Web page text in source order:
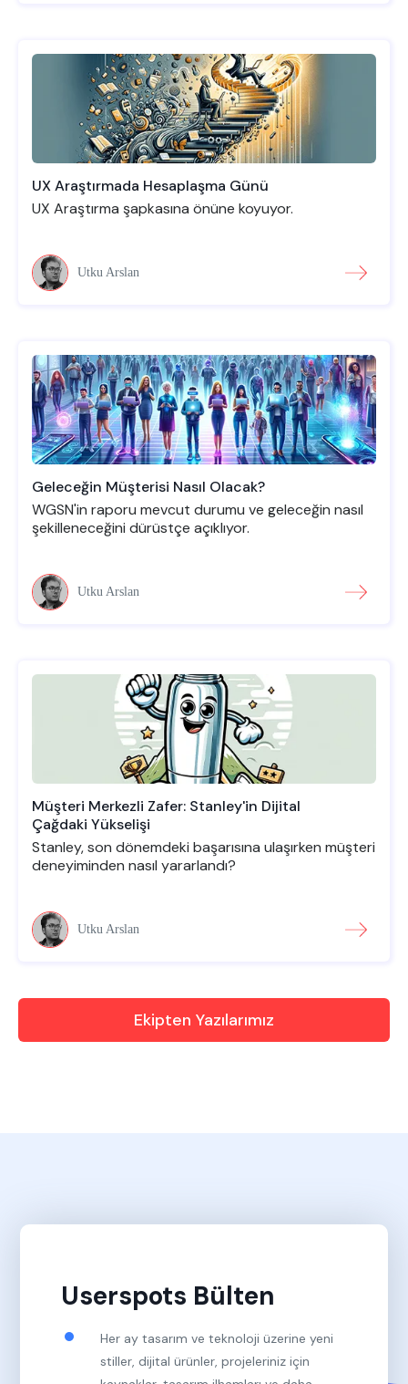
UX Araştırmada Hesaplaşma Günü
UX Araştırma şapkasına önüne koyuyor.
Utku Arslan
Geleceğin Müşterisi Nasıl Olacak?
WGSN'in raporu mevcut durumu ve geleceğin nasıl
şekilleneceğini dürüstçe açıklıyor.
Utku Arslan
Müşteri Merkezli Zafer: Stanley'in Dijital
Çağdaki Yükselişi
Stanley, son dönemdeki başarısına ulaşırken müşteri
deneyiminden nasıl yararlandı?
Utku Arslan
Ekipten Yazılarımız
Userspots Bülten
Her ay tasarım ve teknoloji üzerine yeni
stiller, dijital ürünler, projeleriniz için